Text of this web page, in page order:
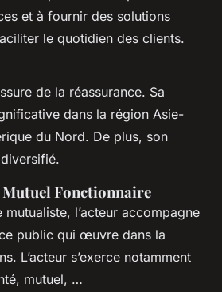
et à fournir des solutions
le quotidien des clients.
de la réassurance. Sa
dans la région Asie-
du Nord. De plus, son
Fonctionnaire
mutualiste, l’acteur accompagne
public qui œuvre dans la
L’acteur s’exerce notamment
mutuel, …